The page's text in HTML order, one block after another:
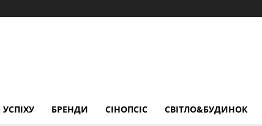
УСПІХУ БРЕНДИ СІНОПСІС СВІТЛО&БУДИНОК